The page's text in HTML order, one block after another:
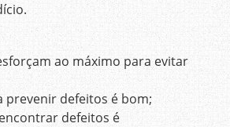
ao máximo para evitar
prevenir defeitos é bom;
defeitos é